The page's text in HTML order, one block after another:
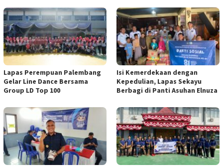
Lapas Perempuan Palembang
Gelar Line Dance Bersama
Group LD Top 100
Isi Kemerdekaan dengan
Kepedulian, Lapas Sekayu
Berbagi di Panti Asuhan Elnuza